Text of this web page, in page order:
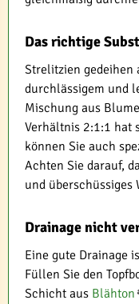
Das richtige
Strelitzien gedeihen
durchlässigem und
Mischung aus
Verhältnis 2:1:1 hat
können Sie auch
Achten Sie darauf,
und überschüssiges
Drainage nicht
Eine gute Drainage
Füllen Sie den
Schicht aus Blähton